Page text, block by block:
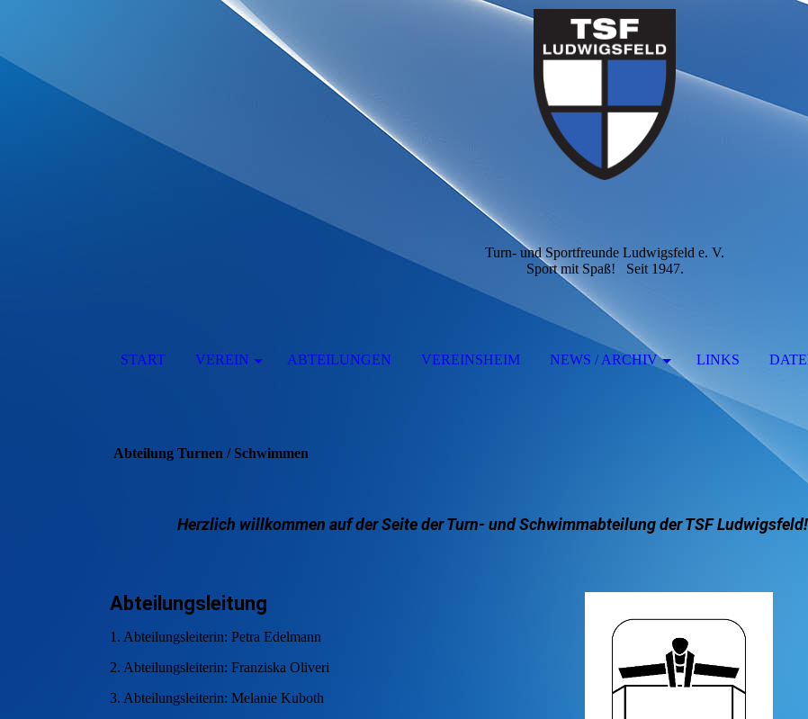
Turn- und Sportfreunde Ludwigsfeld e. V.
Sport mit Spaß! Seit 1947.
START VEREIN ABTEILUNGEN VEREINSHEIM NEWS / ARCHIV LINKS
Abteilung Turnen / Schwimmen
Herzlich willkommen auf der Seite der Turn- und Schwimmabteilung der TSF Ludwigsfeld!
Abteilungsleitung
1. Abteilungsleiterin: Petra Edelmann
2. Abteilungsleiterin: Franziska Oliveri
3. Abteilungsleiterin: Melanie Kuboth